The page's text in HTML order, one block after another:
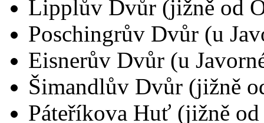
Lipplův Dvůr (jižně od
Poschingrův Dvůr (u
Eisnerův Dvůr (u
Šimandlův Dvůr (jižně
Páteříkova Huť (jižně od